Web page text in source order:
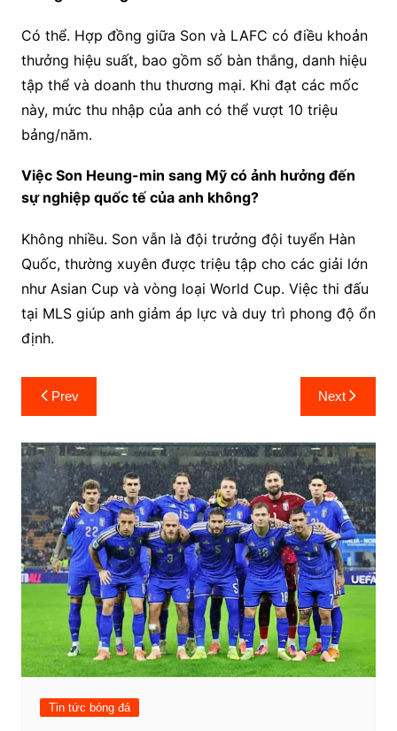
Có thể. Hợp đồng giữa Son và LAFC có điều khoản
thưởng hiệu suất, bao gồm số bàn thắng, danh hiệu
tập thể và doanh thu thương mại. Khi đạt các mốc
này, mức thu nhập của anh có thể vượt 10 triệu
bảng/năm.
Việc Son Heung-min sang Mỹ có ảnh hưởng đến
sự nghiệp quốc tế của anh không?
Không nhiều. Son vẫn là đội trưởng đội tuyển Hàn
Quốc, thường xuyên được triệu tập cho các giải lớn
như Asian Cup và vòng loại World Cup. Việc thi đấu
tại MLS giúp anh giảm áp lực và duy trì phong độ ổn
định.
Post
navigation
Prev Next
Tin tức bóng đá